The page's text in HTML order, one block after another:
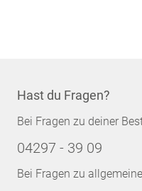
Hast du Fragen?
Bei Fragen zu deiner
04297 - 39 09
Bei Fragen zu